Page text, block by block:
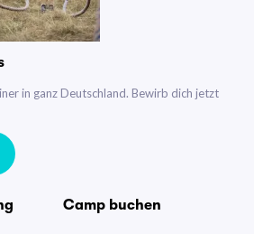
in ganz Deutschland. Bewirb dich jetzt
Camp buchen